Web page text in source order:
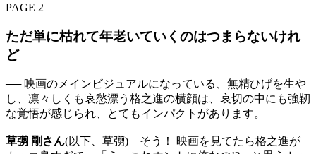
PAGE 2
ただ単に枯れて年老いていくのはつまらないけれ
ど
── 映画のメインビジュアルになっている、無精ひげを生や
し、凛々しくも哀愁漂う格之進の横顔は、哀切の中にも強靭
な覚悟が感じられ、とてもインパクトがあります。
草彅 剛さん(以下、草彅) そう！ 映画を見てたら格之進が